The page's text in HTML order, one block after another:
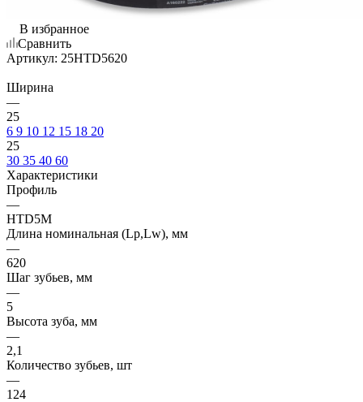
В избранное
Сравнить
Артикул: 25HTD5620
Ширина
—
25
6 9 10 12 15 18 20
25
30 35 40 60
Характеристики
Профиль
—
HTD5M
Длина номинальная (Lp,Lw), мм
—
620
Шаг зубьев, мм
—
5
Высота зуба, мм
—
2,1
Количество зубьев, шт
—
124